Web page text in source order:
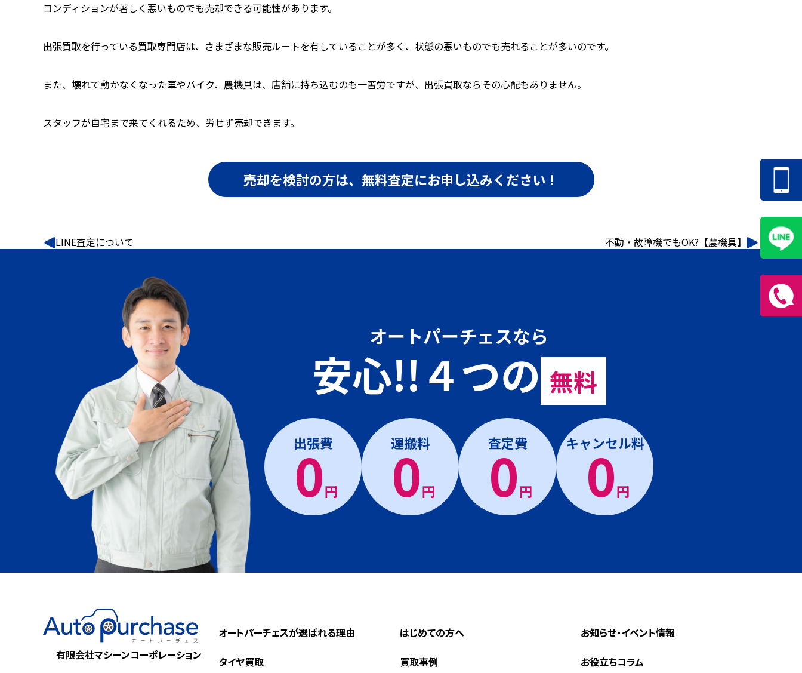
コンディションが著しく悪いものでも売却できる可能性があります。
出張買取を行っている買取専門店は、さまざまな販売ルートを有していることが多く、状態の悪いものでも売れることが多いのです。
また、壊れて動かなくなった車やバイク、農機具は、店舗に持ち込むのも一苦労ですが、出張買取ならその心配もありません。
スタッフが自宅まで来てくれるため、労せず売却できます。
売却を検討の方は、 無料査定にお申し込みください！
LINE査定について 不動・故障機でもOK?【農機具】
オートパーチェスなら
安心!!４つの 無料
出張費
0円
運搬料
0円
査定費
0円
キャンセル料
0円
有限会社マシーンコーポレーション
オートパーチェスが選ばれる理由
タイヤ買取
はじめての方へ
買取事例
お知らせ・イベント情報
お役立ちコラム